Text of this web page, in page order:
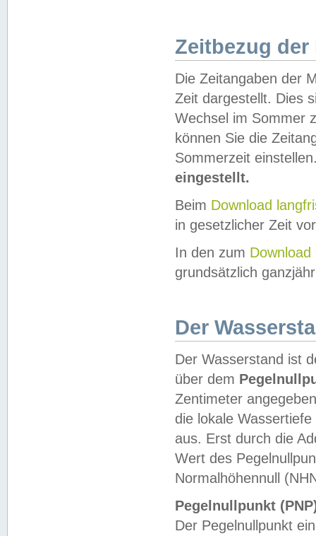
Zeitbezug der
Die Zeitangaben der
Zeit dargestellt. Dies
Wechsel im Sommer
können Sie die
Sommerzeit
eingestellt.
Beim Download
in gesetzlicher Zeit
In den zum Download
grundsätzlich
Der
Der Wasserstand ist
über dem
Zentimeter
die lokale
aus. Erst durch die
Wert des
Normalhöhennull
Pegelnullpunkt
Der Pegelnullpunkt